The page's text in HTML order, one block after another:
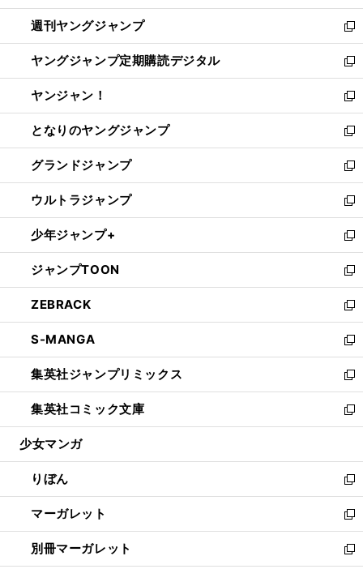
開
く
ウ
で
開
く
ン
ド
ウ
で
開
く
ウ
ィ
ン
ド
ウ
で
開
く
週刊ヤングジャンプ
新
し
い
ウ
ィ
ン
ド
ウ
で
開
く
ヤングジャンプ定期購読デジタル
新
し
い
ウ
ィ
ン
ド
ウ
で
開
く
ヤンジャン！
新
し
い
ウ
ィ
ン
ド
ウ
で
開
く
となりのヤングジャンプ
新
し
い
ウ
ィ
ン
ド
ウ
で
開
く
グランドジャンプ
新
し
い
ウ
ィ
ン
ド
ウ
で
開
く
ウルトラジャンプ
新
し
い
ウ
ィ
ン
ド
ウ
で
開
く
少年ジャンプ+
新
し
い
ウ
ィ
ン
ド
ウ
で
開
く
ジャンプTOON
新
し
い
ウ
ィ
ン
ド
ウ
で
開
ZEBRACK
新
し
い
ウ
ィ
ン
ド
ウ
開
く
S-MANGA
新
し
い
ウ
ィ
ン
ウ
で
開
く
集英社ジャンプリミックス
新
し
い
ウ
ン
ド
ウ
で
開
く
集英社コミック文庫
新
し
ウ
ィ
ン
ド
ウ
で
開
少女マンガ
りぼん
新
し
い
ウ
ィ
マーガレット
新
し
い
別冊マーガレット
新